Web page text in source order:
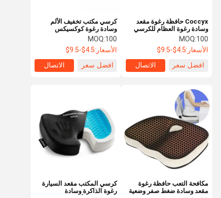
الرئيسية
Coccyx حافظة رغوة مقعد
وسادة رغوة العظام للكرسي
المكتبMOQ:100
الأسعار:4.5$-9.5$
افضل سعر
الاتصال
كرسي مكتب تخفيف الألم
وسادة رغوة كوكسيكس
العظامية الذاكرة رغوة جيل
وسادة مقعد
MOQ:100
الأسعار:4.5$-9.5$
افضل سعر
الاتصال
مكافحة التعب حافظة رغوة
مقعد وسادة ضغط صفر وضعية
كرسي المكتب مقعد السيارة
رغوة الذاكرة وسادة